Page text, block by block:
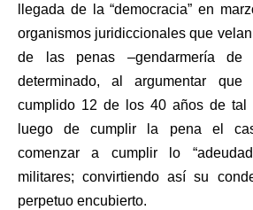
llegada de la “democracia” en
organismos juridiccionales que
de las penas –gendarmería
determinado, al argumentar que
cumplido 12 de los 40 años de tal
luego de cumplir la pena el
comenzar a cumplir lo
militares; convirtiendo así su
perpetuo encubierto.